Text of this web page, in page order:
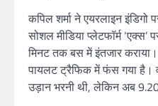
कपिल शर्मा ने एयरलाइन इंडिगो
सोशल मीडिया प्लेटफॉर्म
मिनट तक बस में इंतजार
पायलट ट्रैफिक में फंस गया है।
उड़ान भरनी थी, लेकिन अब